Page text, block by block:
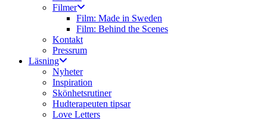
Filmer
Film: Made in Sweden
Film: Behind the Scenes
Kontakt
Pressrum
Läsning
Nyheter
Inspiration
Skönhetsrutiner
Hudterapeuten tipsar
Love Letters